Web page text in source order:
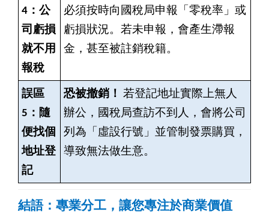
4：公
司虧損
就不用
報稅
必須按時向國稅局申報「零稅率」或
虧損狀況。若未申報，會產生滯報
金，甚至被註銷稅籍。
誤區
5：隨
便找個
地址登
記
恐被撤銷！ 若登記地址實際上無人
辦公，國稅局查訪不到人，會將公司
列為「虛設行號」並管制發票購買，
導致無法做生意。
結語：專業分工，讓您專注於商業價值